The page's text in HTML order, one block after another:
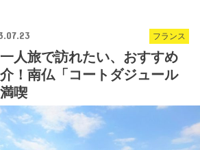
フランス
一人旅で訪れたい、おすすめ
！南仏「コートダジュール
喫